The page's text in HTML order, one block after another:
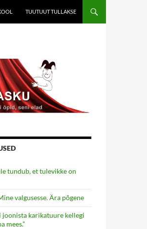
TUUTUUT TULLAKSE
tundub, et tulevikke on
valgusesse. Ära põgene
joonista karikatuure kellegi
mees.”